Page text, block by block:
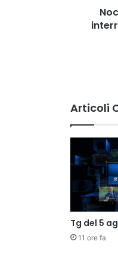
[VIDEO]
Articoli
Tg del 5
11 ore fa